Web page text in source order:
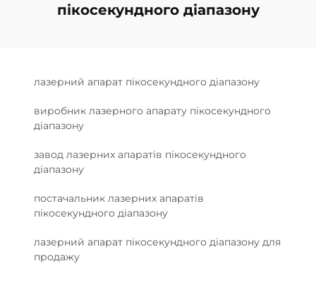
пікосекундного діапазону
лазерний апарат пікосекундного діапазону
виробник лазерного апарату пікосекундного
діапазону
завод лазерних апаратів пікосекундного
діапазону
постачальник лазерних апаратів
пікосекундного діапазону
лазерний апарат пікосекундного діапазону для
продажу